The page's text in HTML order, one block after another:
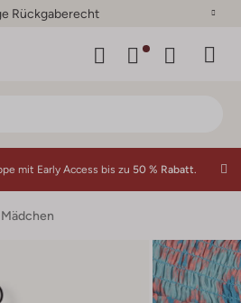
Rückgaberecht
mit Early Access bis zu 50 % Rabatt.